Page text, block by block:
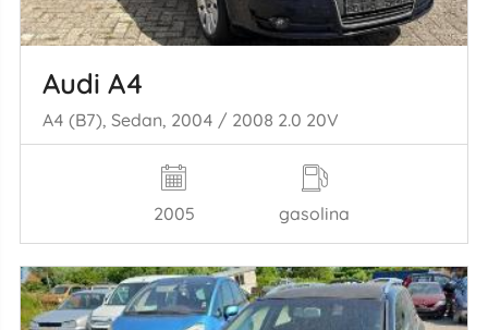
Audi A4
A4 (B7), Sedan, 2004 / 2008 2.0 20V
2005 gasolina